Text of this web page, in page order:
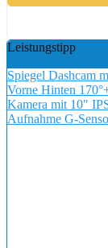
Leistungstipp
Spiegel Dashcam
Vorne Hinten
Kamera mit 10"
Aufnahme G-